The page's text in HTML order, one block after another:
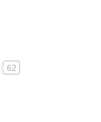
62